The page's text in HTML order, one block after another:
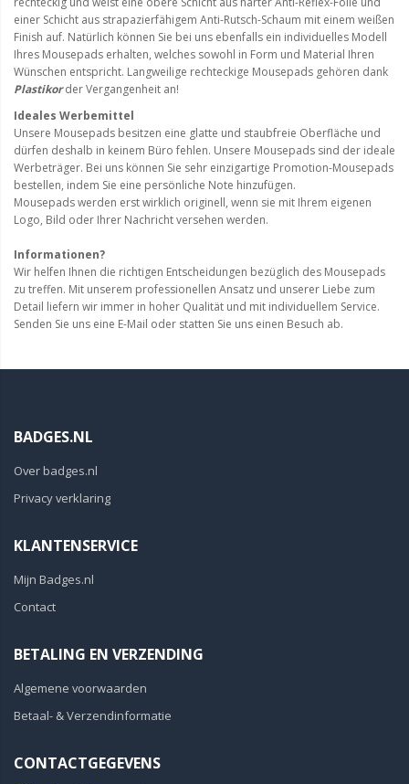
einer Schicht aus strapazierfähigem Anti-Rutsch-Schaum mit einem weißen
Finish auf. Natürlich können Sie bei uns ebenfalls ein individuelles Modell
Ihres Mousepads erhalten, welches sowohl in Form und Material Ihren
Wünschen entspricht. Langweilige rechteckige Mousepads gehören dank
Plastikor derVergangenheit an!
Ideales Werbemittel
Unsere Mousepads besitzen eine glatte und staubfreie Oberfläche und
dürfen deshalb in keinem Büro fehlen. Unsere Mousepads sind der ideale
Werbeträger. Bei uns können Sie sehr einzigartige Promotion-Mousepads
bestellen, indem Sie eine persönliche Note hinzufügen.
Mousepads werden erstwirklich originell, wenn sie mit Ihrem eigenen
Logo, Bild oder Ihrer Nachrichtversehen werden.
Informationen?
Wir helfen Ihnen die richtigen Entscheidungen bezüglich des Mousepads
zu treffen. Mit unserem professionellen Ansatz und unserer Liebe zum
Detail liefern wir immer in hoher Qualität und mit individuellem Service.
Senden Sie uns eine E-Mail oder statten Sie uns einen Besuch ab.
BADGES.NL
Over badges.nl
Privacy verklaring
KLANTENSERVICE
Mijn Badges.nl
Contact
BETALING EN VERZENDING
Algemene voorwaarden
Betaal- & Verzendinformatie
CONTACTGEGEVENS